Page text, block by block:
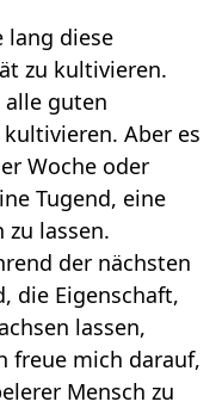
lang diese
zu kultivieren.
guten
Aber es
Woche oder
Tugend, eine
zu lassen.
der nächsten
die Eigenschaft,
lassen,
freue mich darauf,
Mensch zu